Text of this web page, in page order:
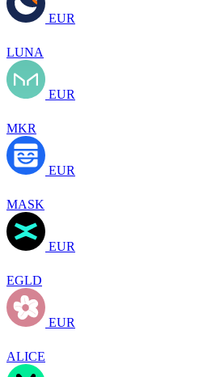
EUR
LUNA
EUR
MKR
EUR
MASK
EUR
EGLD
EUR
ALICE